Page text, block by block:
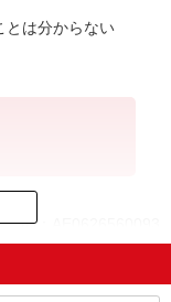
とは分からない
ID：AE0626560093